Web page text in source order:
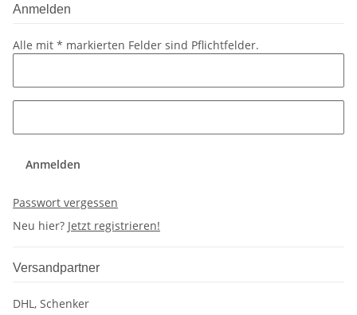
Anmelden
Alle mit * markierten Felder sind Pflichtfelder.
Anmelden
Passwort vergessen
Neu hier? Jetzt registrieren!
Versandpartner
DHL, Schenker